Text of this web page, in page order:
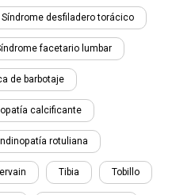
Síndrome desfiladero torácico
facetario lumbar
de barbotaje
calcificante
rotuliana
Tibia Tobillo